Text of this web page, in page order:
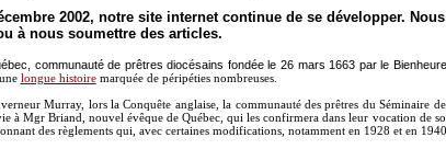
2002, notre site internet continue de se développer.
à nous soumettre des articles.
communauté de prêtres diocésains fondée le 26 mars 1663 par le
longue histoiremarquée de péripéties nombreuses.
Murray, lors la Conquête anglaise, la communauté des prêtres du Séminaire
à Mgr Briand, nouvel évêque de Québec, qui les confirmera dans leur vocation de
des règlements qui, avec certaines modifications, notamment en 1928 et en